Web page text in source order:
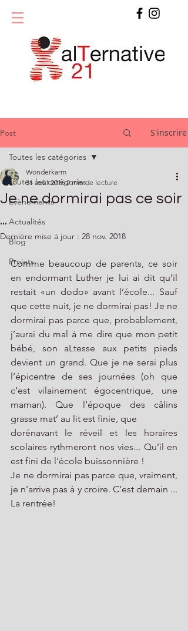
Post S'inscrire
Toutes les catégories
Evènements
Actualités
Blog
Projets
Toutes les catégories
Je ne dormirai pas ce soir
...
Wonderkarm
31 août 2016 2 min de lecture
Dernière mise à jour : 28 nov. 2018
Comme beaucoup de parents, ce soir
en endormant Luther je lui ai dit qu’il
restait «un dodo» avant l’école... Sauf
que cette nuit, je ne dormirai pas! Je ne
dormirai pas parce que, probablement,
j’aurai du mal à me dire que mon petit
bébé, son aLtesse aux petits pieds
devient un grand. Que je ne serai plus
l’épicentre de ses journées (oh que
c’est vilainement égocentrique, une
maman). Que l’époque des câlins
grasse mat’ au lit est finie, que
dorénavant le réveil et les horaires
scolaires rythmeront nos vies... Qu’il en
est fini de l’école buissonnière !
Je ne dormirai pas parce que, vraiment,
je n’arrive pas à y croire. C’est demain ...
La rentrée!